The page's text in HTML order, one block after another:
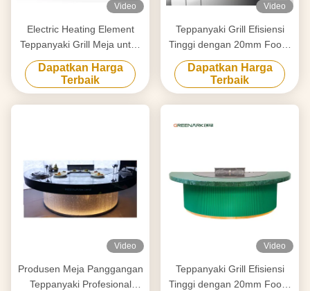
Video
Electric Heating Element
Teppanyaki Grill Meja untuk
Pembersihan Disesuaikan
dengan Kebutuhan Anda
Dapatkan Harga
Terbaik
Video
Teppanyaki Grill Efisiensi
Tinggi dengan 20mm Food-
Grade Alloy Steel
Countertop & Smart Heating
Dapatkan Harga
Terbaik
Video
Produsen Meja Panggangan
Teppanyaki Profesional
Video
Teppanyaki Grill Efisiensi
Tinggi dengan 20mm Food-